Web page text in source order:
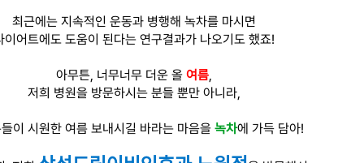
최근에는 지속적인 운동과 병행해 녹차를 마시면
이어트에도 도움이 된다는 연구결과가 나오기도 했죠!
아무튼, 너무너무 더운 올 여름,
저희 병원을 방문하시는 분들 뿐만 아니라,
이 시원한 여름 보내시길 바라는 마음을 녹차에 가득 담아!